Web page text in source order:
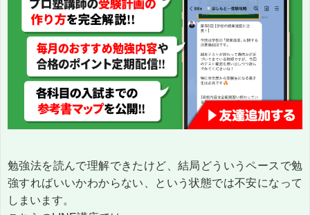
勉強法を読んで理解できたけど、結局どういうペースで勉
強すればいいかわからない、という状態では不安になって
しまいます。